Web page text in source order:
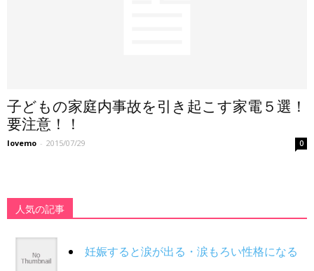
子どもの家庭内事故を引き起こす家電５選！
要注意！！
lovemo - 2015/07/29 0
人気の記事
妊娠すると涙が出る・涙もろい性格になる